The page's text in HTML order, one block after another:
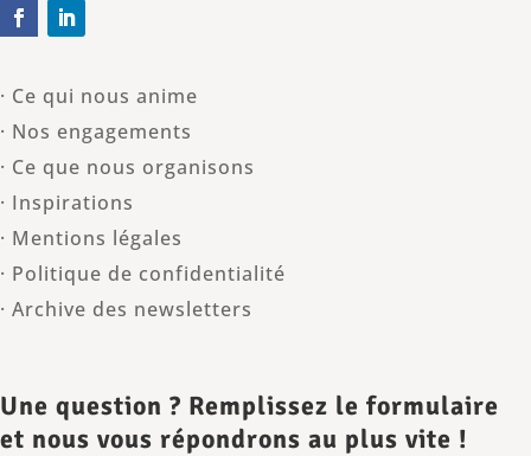
· Ce qui nous anime
· Nos engagements
· Ce que nous organisons
· Inspirations
· Mentions légales
· Politique de confidentialité
· Archive des newsletters
Une question ? Remplissez le formulaire
et nous vous répondrons au plus vite !